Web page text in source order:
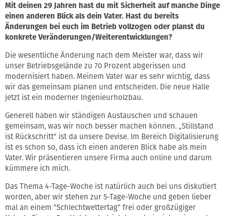
Mit deinen 29 Jahren hast du mit Sicherheit auf manche Dinge
einen anderen Blick als dein Vater. Hast du bereits
Änderungen bei euch im Betrieb vollzogen oder planst du
konkrete Veränderungen/Weiterentwicklungen?
Die wesentliche Änderung nach dem Meister war, dass wir
unser Betriebsgelände zu 70 Prozent abgerissen und
modernisiert haben. Meinem Vater war es sehr wichtig, dass
wir das gemeinsam planen und entscheiden. Die neue Halle
jetzt ist ein moderner Ingenieurholzbau.
Generell haben wir ständigen Austauschen und schauen
gemeinsam, was wir noch besser machen können. „Stillstand
ist Rückschritt“ ist da unsere Devise. Im Bereich Digitalisierung
ist es schon so, dass ich einen anderen Blick habe als mein
Vater. Wir präsentieren unsere Firma auch online und darum
kümmere ich mich.
Das Thema 4-Tage-Woche ist natürlich auch bei uns diskutiert
worden, aber wir stehen zur 5-Tage-Woche und geben lieber
mal an einem "Schlechtwettertag" frei oder großzügiger